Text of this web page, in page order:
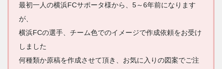
最初一人の横浜FCサポータ様から、5～6年前になります
が、
横浜FCの選手、チーム色でのイメージで作成依頼をお受け
しました
何種類か原稿を作成させて頂き、お気に入りの図案でご注